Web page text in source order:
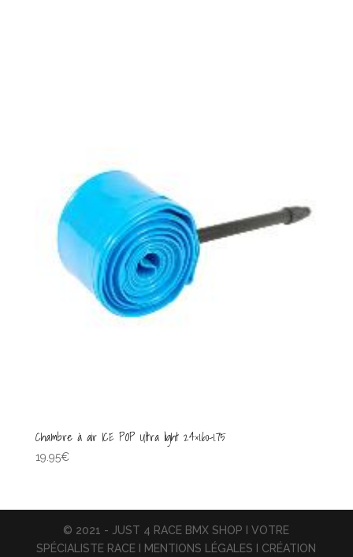
Chambre à air ICE POP Ultra light 24×1.60-1.75
19.95€
© 2021 - JUST 4 RACE BMX SHOP I VOTRE
SPÉCIALISTE RACE I MENTIONS LÉGALES I CRÉATION